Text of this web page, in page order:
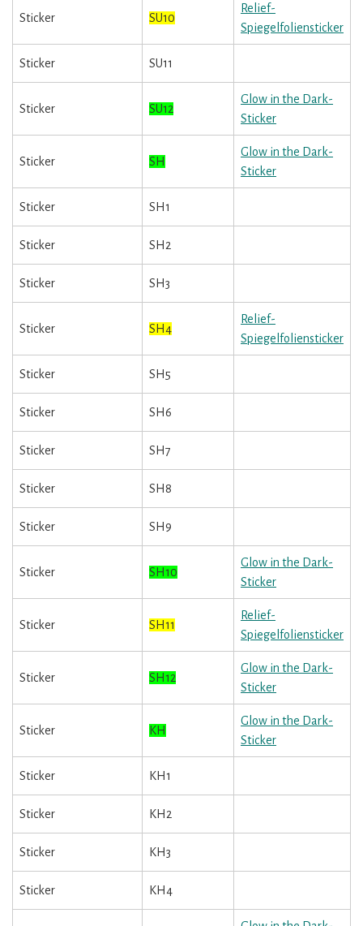
Sticker SU10
Relief-
Spiegelfoliensticker
Sticker SU11
Sticker SU12
Glow in the Dark-
Sticker
Sticker SH
Glow in the Dark-
Sticker
Sticker SH1
Sticker SH2
Sticker SH3
Sticker SH4
Relief-
Spiegelfoliensticker
Sticker SH5
Sticker SH6
Sticker SH7
Sticker SH8
Sticker SH9
Sticker SH10
Glow in the Dark-
Sticker
Sticker SH11
Relief-
Spiegelfoliensticker
Sticker SH12
Glow in the Dark-
Sticker
Sticker KH
Glow in the Dark-
Sticker
Sticker KH1
Sticker KH2
Sticker KH3
Sticker KH4